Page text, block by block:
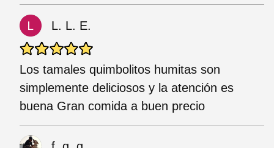
L. L. E.
Los tamales quimbolitos humitas son
simplemente deliciosos y la atención es
buena Gran comida a buen precio